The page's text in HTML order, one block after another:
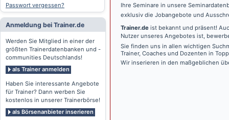
Passwort vergessen?
Anmeldung bei Trainer.de
Werden Sie Mitglied in einer der
größten Trainerdatenbanken und -
communities Deutschlands!
als Trainer anmelden
Haben Sie interessante Angebote
für Trainer? Dann werben Sie
kostenlos in unserer Trainerbörse!
als Börsenanbieter inserieren
Ihre Seminare in unsere
exklusiv die Jobangebote und
Trainer.de ist bekannt und präsent!
Nutzer unseres Angebotes ist,
Sie finden uns in allen wichtigen
Trainer, Coaches und Dozenten in
Wir inserieren in den maßgeblichen